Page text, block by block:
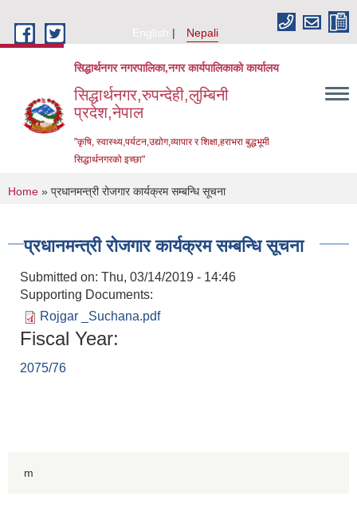
English
Nepali
सिद्धार्थनगर नगरपालिका,नगर कार्यपालिकाको कार्यालय
सिद्धार्थनगर,रुपन्देही,लुम्बिनी
प्रदेश,नेपाल
"कृषि, स्वास्थ्य,पर्यटन,उद्योग,व्यापार र शिक्षा,हराभरा बुद्धभूमी
सिद्धार्थनगरको इच्छा"
You are here
Home » प्रधानमन्त्री रोजगार कार्यक्रम सम्बन्धि सूचना
प्रधानमन्त्री रोजगार कार्यक्रम सम्बन्धि सूचना
Submitted on: Thu, 03/14/2019 - 14:46
Supporting Documents:
Rojgar _Suchana.pdf
Fiscal Year:
2075/76
m